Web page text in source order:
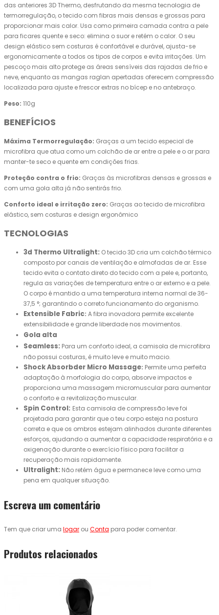
das anteriores 3D Thermo, desfrutando da mesma tecnologia de
termorregulação, o tecido com fibras mais densas e grossas para
proporcionar mais calor. Usa como primeira camada contra a pele
para ficares quente e seco: elimina o suor e retém o calor. O seu
design elástico sem costuras é confortável e durável, ajusta-se
ergonomicamente a todos os tipos de corpos e evita irritações. Um
pescoço mais alto protege as áreas sensíveis das rajadas de frio e
neve, enquanto as mangas raglan apertadas oferecem compressão
localizada para ajuste e frescor extras no bícep e no antebraço.
Peso: 110g
BENEFÍCIOS
Máxima Termorregulação: Graças a um tecido especial de
microfibra que atua como um colchão de ar entre a pele e o ar para
manter-te seco e quente em condições frias.
Proteção contra o frio: Graças às microfibras densas e grossas e
com uma gola alta já não sentirás frio.
Conforto ideal e irritação zero: Graças ao tecido de microfibra
elástico, sem costuras e design ergonômico
TECNOLOGIAS
3d Thermo Ultralight: O tecido 3D cria um colchão térmico
composto por canais de ventilação e almofadas de ar. Esse
tecido evita o contato direto do tecido com a pele e, portanto,
regula as variações de temperatura entre o ar externo e a pele.
O corpo é mantido a uma temperatura interna normal de 36-
37,5 °; garantindo o correto funcionamento do organismo.
Extensible Fabric: A fibra inovadora permite excelente
extensibilidade e grande liberdade nos movimentos.
Gola alta
Seamless: Para um conforto ideal, a camisola de microfibra
não possui costuras, é muito leve e muito macio.
Shock Absorbder Micro Massage: Permite uma perfeita
adaptação à morfologia do corpo, absorve impactos e
proporciona uma massagem micromuscular para aumentar
o conforto e a revitalização muscular.
Spin Control: Esta camisola de compressão leve foi
projetada para garantir que o teu corpo esteja na postura
correta e que os ombros estejam alinhados durante diferentes
esforços, ajudando a aumentar a capacidade respiratória e a
oxigenação durante o exercício físico para facilitar a
recuperação mais rapidamente.
Ultralight: Não retém água e permanece leve como uma
pena em qualquer situação.
Escreva um comentário
Tem que criar uma logar ou Conta para poder comentar.
Produtos relacionados